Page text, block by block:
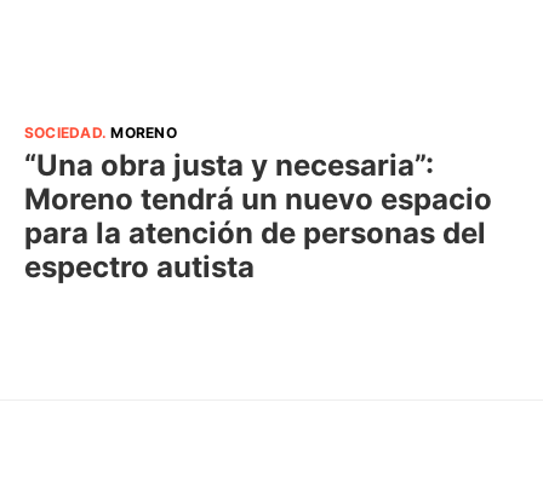
SOCIEDAD.MORENO
“Una obra justa y necesaria”:
Moreno tendrá un nuevo espacio
para la atención de personas del
espectro autista